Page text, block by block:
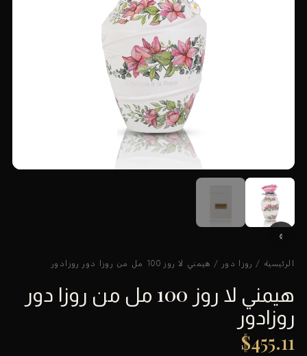
الرئيسية / روزا دور / هيمني لا روز 100 مل من روزا دور روزادور
هيمني لا روز 100 مل من روزا دور
روزادور
$455.11